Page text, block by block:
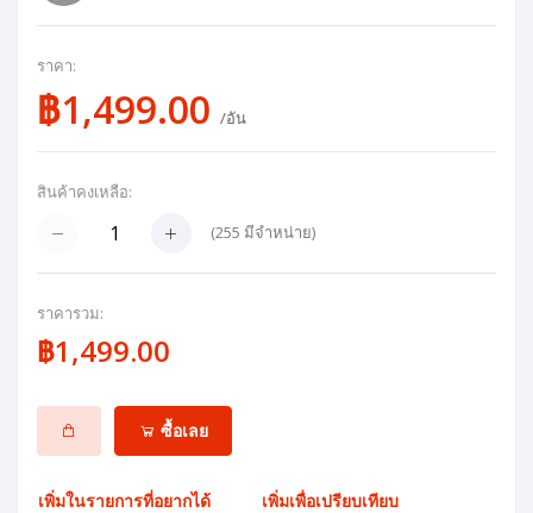
ราคา:
฿1,499.00 /อัน
สินค้าคงเหลือ:
(255 มีจำหน่าย)
ราคารวม:
฿1,499.00
ซื้อเลย
เพิ่มในรายการที่อยากได้ เพิ่มเพื่อเปรียบเทียบ